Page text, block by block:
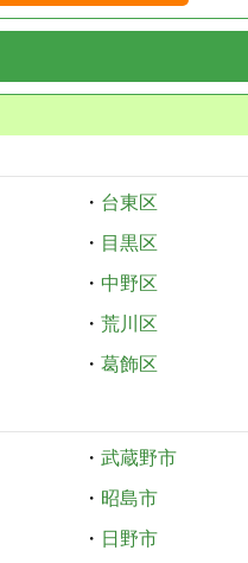
・ 台東区
・ 目黒区
・ 中野区
・ 荒川区
・ 葛飾区
・ 武蔵野市
・ 昭島市
・ 日野市